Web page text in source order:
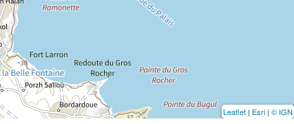
Leaflet | Esri | © IGN